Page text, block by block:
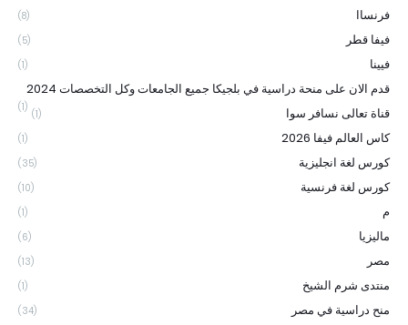
فرنساا (8)
فيفا قطر (5)
فيينا (1)
قدم الان على منحة دراسية في بلجيكا جميع الجامعات وكل التخصصات 2024
(1) قناة تعالى نسافر سوا (1)
كاس العالم فيفا 2026 (1)
كورس لغة انجليزية (35)
كورس لغة فرنسية (10)
م (1)
ماليزيا (6)
مصر (13)
منتدى شرم الشيخ (1)
منح دراسية في مصر (34)